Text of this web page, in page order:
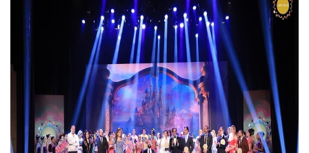
الإعلام
تواصل معنا
هيئة التدريس